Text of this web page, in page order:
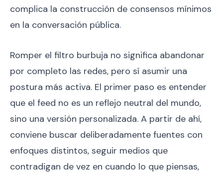
complica la construcción de consensos mínimos
en la conversación pública.
Romper el filtro burbuja no significa abandonar
por completo las redes, pero sí asumir una
postura más activa. El primer paso es entender
que el feed no es un reflejo neutral del mundo,
sino una versión personalizada. A partir de ahí,
conviene buscar deliberadamente fuentes con
enfoques distintos, seguir medios que
contradigan de vez en cuando lo que piensas,